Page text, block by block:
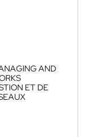
AND
ET DE